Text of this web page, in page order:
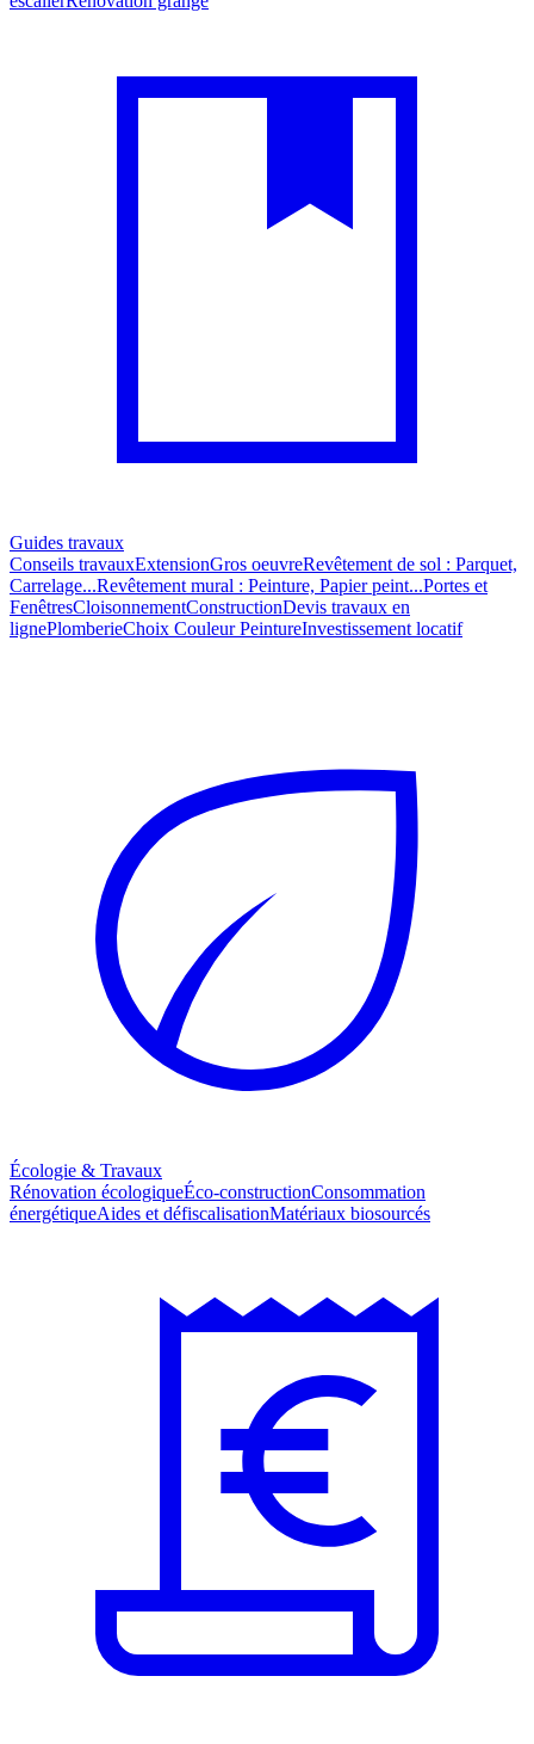
Guides travaux
Conseils travauxExtensionGros oeuvreRevêtement de sol : Parquet,
Carrelage...Revêtement mural : Peinture, Papier peint...Portes et
FenêtresCloisonnementConstructionDevis travaux en
lignePlomberieChoix Couleur PeintureInvestissement locatif
Écologie & Travaux
Rénovation écologiqueÉco-constructionConsommation
énergétiqueAides et défiscalisationMatériaux biosourcés